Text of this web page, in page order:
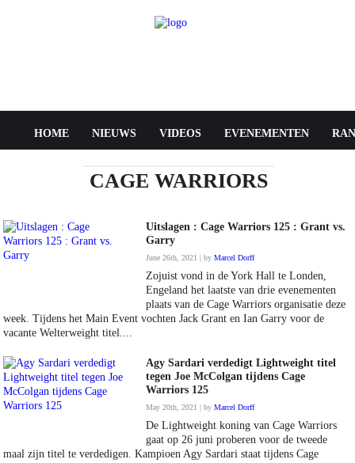
HOME NIEUWS VIDEOS EVENEMENTEN
CAGE WARRIORS
Uitslagen : Cage Warriors 125 : Grant vs.
Garry
June 26th, 2021 | byMarcel Dorff
Zojuist vond in de York Hall te Londen,
Engeland het laatste van drie evenementen
plaats van de Cage Warriors organisatie deze
week. Tijdens het Main Event vochten Jack Grant en Ian Garry voor de
vacante Welterweight titel....
Agy Sardari verdedigt Lightweight titel
tegen Joe McColgan tijdens Cage
Warriors 125
May 20th, 2021 | byMarcel Dorff
De Lightweight koning van Cage Warriors
gaat op 26 juni proberen voor de tweede
maal zijn titel te verdedigen. Kampioen Agy Sardari staat tijdens Cage